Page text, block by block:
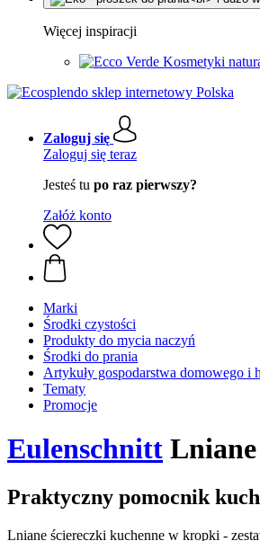
Więcej inspiracji
Kosmetyki
Zaloguj się
Zaloguj się teraz
Jesteś tu po raz pierwszy?
Załóż konto
Marki
Środki czystości
Produkty do mycia naczyń
Środki do prania
Artykuły gospodarstwa domowego i
Tematy
Promocje
Eulenschnitt
Praktyczny pomocnik
Lniane ściereczki kuchenne w kropki -